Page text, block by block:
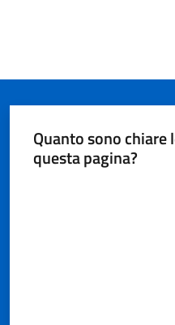
Quanto sono
questa pagina?